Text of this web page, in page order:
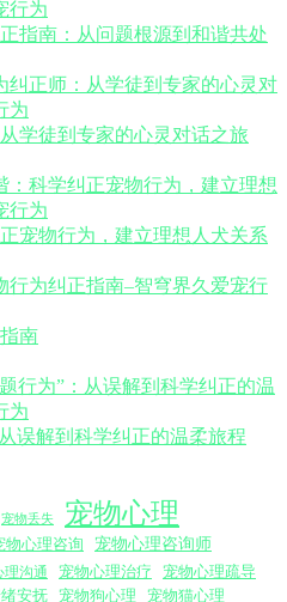
指南：从问题根源到和谐共处
学徒到专家的心灵对话之旅
宠物行为，建立理想人犬关系
南
误解到科学纠正的温柔旅程
宠物丢失 宠物心理
物心理咨询 宠物心理咨询师
理沟通 宠物心理治疗
宠物心理疏导
安抚 宠物狗心理 宠物猫心理